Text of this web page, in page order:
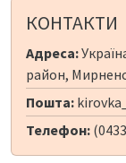
КОНТАКТИ
Адреса:
район,
Пошта:
Телефон: